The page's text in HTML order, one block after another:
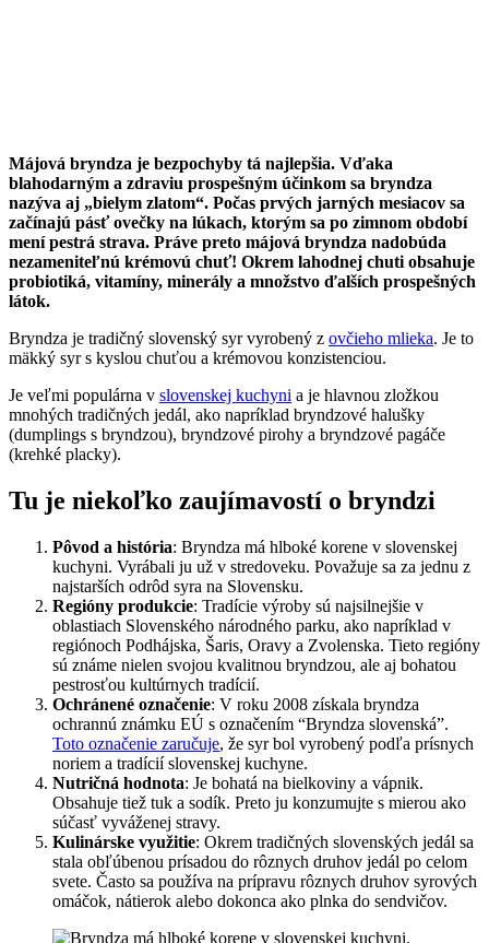
Májová bryndza je bezpochyby tá najlepšia. Vďaka
blahodarným a zdraviu prospešným účinkom sa bryndza
nazýva aj „bielym zlatom“. Počas prvých jarných mesiacov sa
začínajú pásť ovečky na lúkach, ktorým sa po zimnom období
mení pestrá strava. Práve preto májová bryndza nadobúda
nezameniteľnú krémovú chuť! Okrem lahodnej chuti obsahuje
probiotiká, vitamíny, minerály a množstvo ďalších prospešných
látok.
Bryndza je tradičný slovenský syr vyrobený z ovčieho mlieka. Je to
mäkký syr s kyslou chuťou a krémovou konzistenciou.
Je veľmi populárna v slovenskej kuchyni a je hlavnou zložkou
mnohých tradičných jedál, ako napríklad bryndzové halušky
(dumplings s bryndzou), bryndzové pirohy a bryndzové pagáče
(krehké placky).
Tu je niekoľko zaujímavostí o bryndzi
Pôvod a história: Bryndza má hlboké korene v slovenskej
kuchyni. Vyrábali ju už v stredoveku. Považuje sa za jednu z
najstarších odrôd syra na Slovensku.
Regióny produkcie: Tradície výroby sú najsilnejšie v
oblastiach Slovenského národného parku, ako napríklad v
regiónoch Podhájska, Šaris, Oravy a Zvolenska. Tieto regióny
sú známe nielen svojou kvalitnou bryndzou, ale aj bohatou
pestrosťou kultúrnych tradícií.
Ochránené označenie: V roku 2008 získala bryndza
ochrannú známku EÚ s označením “Bryndza slovenská”.
Toto označenie zaručuje, že syr bol vyrobený podľa prísnych
noriem a tradícií slovenskej kuchyne.
Nutričná hodnota: Je bohatá na bielkoviny a vápnik.
Obsahuje tiež tuk a sodík. Preto ju konzumujte s mierou ako
súčasť vyváženej stravy.
Kulinárske využitie: Okrem tradičných slovenských jedál sa
stala obľúbenou prísadou do rôznych druhov jedál po celom
svete. Často sa používa na prípravu rôznych druhov syrových
omáčok, nátierok alebo dokonca ako plnka do sendvičov.